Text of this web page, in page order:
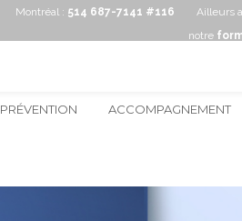
Montréal : 514 687-7141 #116 Ailleurs
notre
PRÉVENTION ACCOMPAGNEMENT